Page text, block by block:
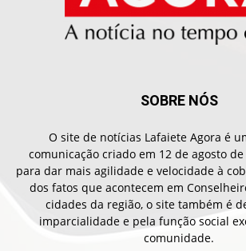
SOBRE NÓS
O site de notícias Lafaiete Agora é
comunicação criado em 12 de agosto
para dar mais agilidade e velocidade à
dos fatos que acontecem em
cidades da região, o site também é
imparcialidade e pela função social
comunidade.